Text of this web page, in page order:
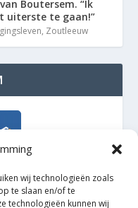
wij technologieën zoals
te slaan en/of te
technologieën kunnen wij
Boutersem. “Ik
uiterste te gaan!”
, Zoutleeuw